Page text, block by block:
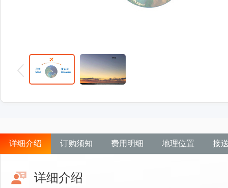
详细介绍 订购须知 费用明细 地理位置 接
详细介绍